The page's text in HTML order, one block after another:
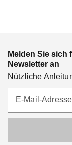
Melden Sie sich
Newsletter an
Nützliche
E-Mail-Adresse